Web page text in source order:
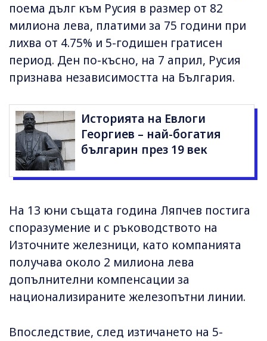
поема дълг към Русия в размер от 82
милиона лева, платими за 75 години при
лихва от 4.75% и 5-годишен гратисен
период. Ден по-късно, на 7 април, Русия
признава независимостта на България.
Историята на Евлоги
Георгиев – най-богатия
българин през 19 век
На 13 юни същата година Ляпчев постига
споразумение и с ръководството на
Източните железници, като компанията
получава около 2 милиона лева
допълнителни компенсации за
национализираните железопътни линии.
Впоследствие, след изтичането на 5-